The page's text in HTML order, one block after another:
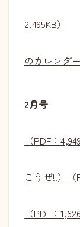
2,495KB）
のカレンダ
2月号
（PDF：
こうぜ!!）（
（PDF：